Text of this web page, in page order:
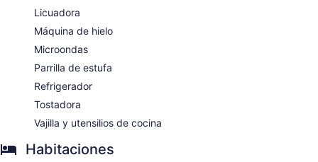
Licuadora
Máquina de hielo
Microondas
Parrilla de estufa
Refrigerador
Tostadora
Vajilla y utensilios de cocina
Habitaciones